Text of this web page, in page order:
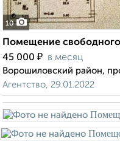
10
Помещение свободного
45 000 ₽ в месяц
Ворошиловский район,
Агентство, 29.01.2022